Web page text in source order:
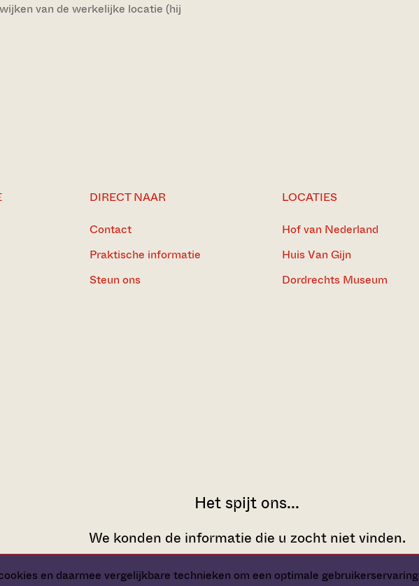
en daarmee vergelijkbare technieken om een optimale gebruikerservaring
van de werkelijke locatie (hij
DIRECT NAAR
Contact
Praktische informatie
Steun ons
LOCATIES
Hof van Nederland
Huis Van Gijn
Dordrechts Museum